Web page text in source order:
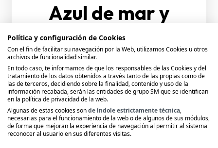
Azul de mar y
almas
Lisette Marshall
El plan de Emelin es sencillo: romper las
ataduras de la Madre y convencer al resto del
mundo para que se una a su rebelión. Pero sus
posibles aliados jamás confiarán en la Muerte
Silenciosa... Es hora de buscar nuevos
poderes que los ayuden en su lucha, aunque
para ello deban acudir a un continente maldito.
Política y configuración de Cookies
Con el fin de facilitar su navegación por la Web, utilizamos Cookies u otros
archivos de funcionalidad similar.
En todo caso, te informamos de que los responsables de las Cookies y del
tratamiento de los datos obtenidos a través tanto de las propias como de
las de terceros, decidiendo sobre la finalidad, contenido y uso de la
información recabada, serán las entidades de grupo SM que se identifican
en la política de privacidad de la web.
Algunas de estas cookies sonde índole estrictamente técnica,
necesarias para el funcionamiento de la web o de algunos de sus módulos,
de forma que mejoran la experiencia de navegación al permitir al sistema
reconocer al usuario en sus diferentes visitas.